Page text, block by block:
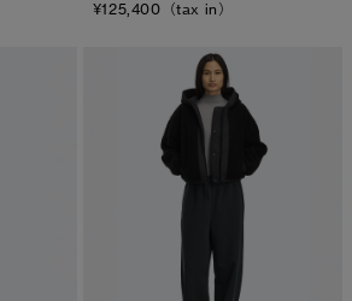
¥125,400（tax in）